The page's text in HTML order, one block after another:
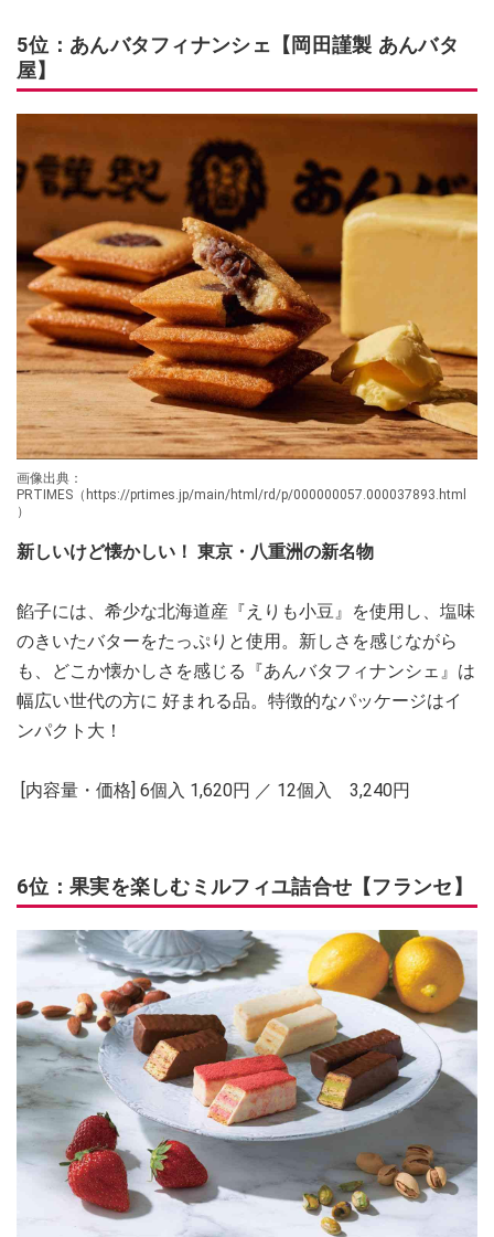
5位：あんバタフィナンシェ【岡田謹製 あんバタ
屋】
画像出典：
PRTIMES（https://prtimes.jp/main/html/rd/p/000000057.000037893.html
）
新しいけど懐かしい！ 東京・八重洲の新名物
餡子には、希少な北海道産『えりも小豆』を使用し、塩味
のきいたバターをたっぷりと使用。新しさを感じながら
も、どこか懐かしさを感じる『あんバタフィナンシェ』は
幅広い世代の方に 好まれる品。特徴的なパッケージはイ
ンパクト大！
[内容量・価格] 6個入 1,620円 ／ 12個入 3,240円
6位：果実を楽しむミルフィユ詰合せ【フランセ】